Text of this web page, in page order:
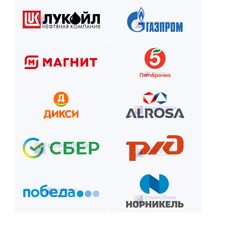
Как оплатить? Пошаговая инструкция
Оставьте заявку на сайте или по телефону.
Выберите способ оплаты из предложенных.
Внесите предоплату (если требуется).
Отслеживайте этапы производства и монтажа.
Оплатите остаток после приёмки —
и наслаждайтесь новой конструкцией!